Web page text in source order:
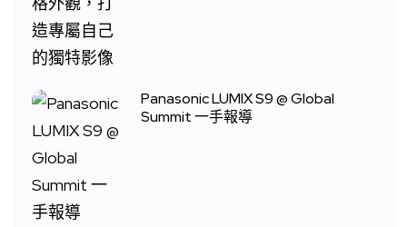
Panasonic LUMIX S9 @ Global
Summit 一手報導